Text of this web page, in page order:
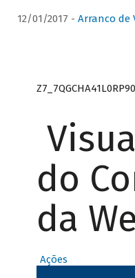
12/01/2017 - Arranco de
do
da
Ações